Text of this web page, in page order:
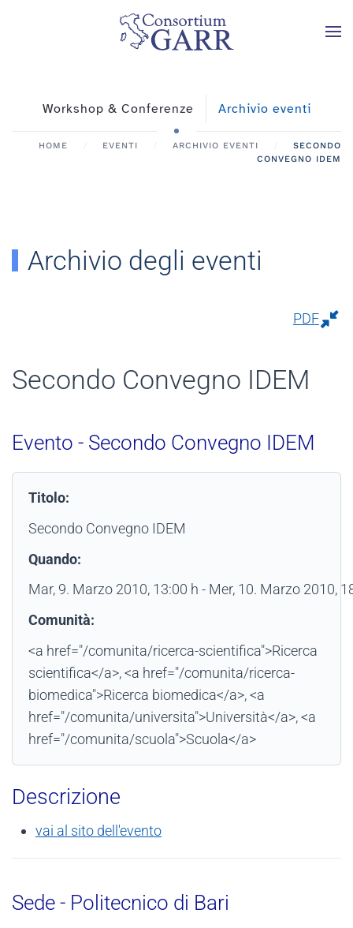
Skip to main content
Workshop & Conferenze Archivio eventi
HOME EVENTI ARCHIVIO EVENTI
SECONDO
CONVEGNO IDEM
Archivio degli eventi
PDF
Secondo Convegno IDEM
Evento - Secondo Convegno IDEM
Titolo:
Secondo Convegno IDEM
Quando:
Mar, 9. Marzo 2010, 13:00 h - Mer, 10. Marzo 2010,
Comunità:
<a href="/comunita/ricerca-scientifica">Ricerca
scientifica</a>, <a href="/comunita/ricerca-
biomedica">Ricerca biomedica</a>, <a
href="/comunita/universita">Università</a>, <a
href="/comunita/scuola">Scuola</a>
Descrizione
vai al sito dell'evento
Sede - Politecnico di Bari